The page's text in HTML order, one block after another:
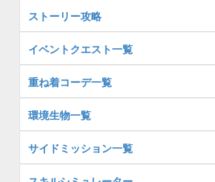
ストーリー攻略
イベントクエスト一覧
重ね着コーデ一覧
環境生物一覧
サイドミッション一覧